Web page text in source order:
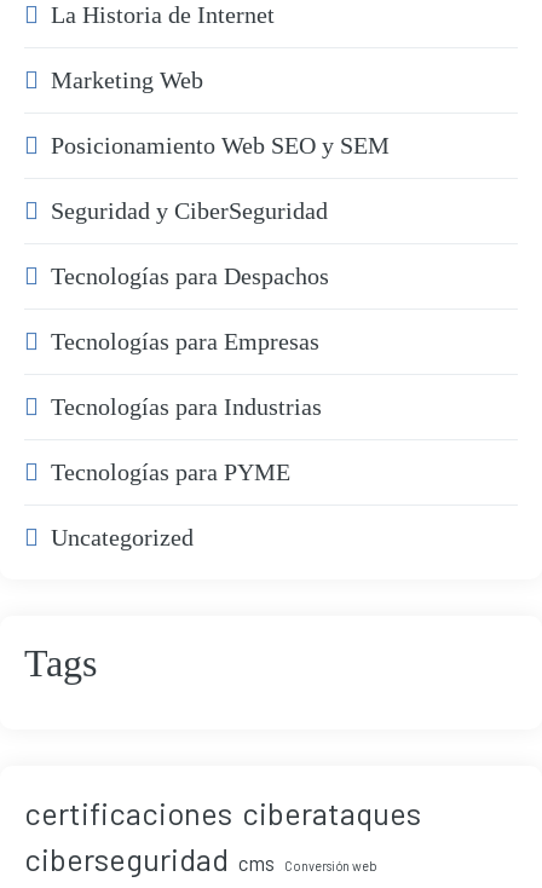
La Historia de Internet
Marketing Web
Posicionamiento Web SEO y SEM
Seguridad y CiberSeguridad
Tecnologías para Despachos
Tecnologías para Empresas
Tecnologías para Industrias
Tecnologías para PYME
Uncategorized
Tags
certificaciones ciberataques
ciberseguridad cms Conversión web